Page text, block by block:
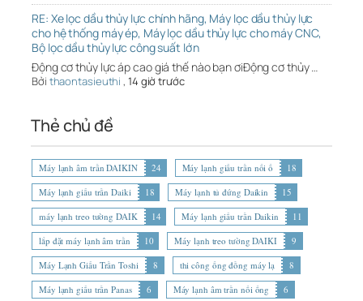
RE: Xe lọc dầu thủy lực chính hãng, Máy lọc dầu thủy lực
cho hệ thống máy ép, Máy lọc dầu thủy lực cho máy CNC,
Bộ lọc dầu thủy lực công suất lớn
Động cơ thủy lực áp cao giá thế nào bạn ơiĐộng cơ thủy …
Bởi thaontasieuthi , 14 giờ trước
Thẻ chủ đề
Máy lạnh âm trần DAIKIN 24 Máy lạnh giấu trần nối ố
18
Máy lạnh giấu trần Daiki
18 Máy lạnh tủ đứng Daikin
15
máy lạnh treo tường DAIK
14 Máy lạnh giấu trần Daikin
11
lắp đặt máy lạnh âm trần
10 Máy lạnh treo tường DAIKI
9
Máy Lạnh Giấu Trần Toshi
8 thi công ống đồng máy lạ
8
Máy lạnh giấu trần Panas
6 Máy lạnh âm trần nối ống
6